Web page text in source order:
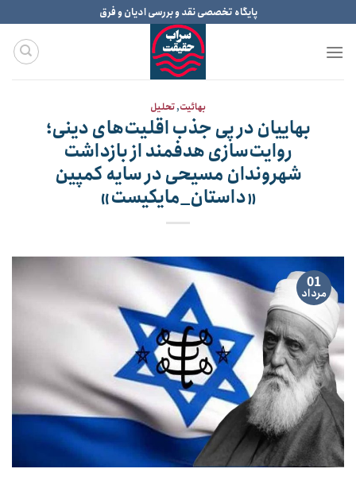
to
content
پایگاه تخصصی نقد و بررسی ادیان و فرق
بهائیت,تحلیل
بهاییان در پی جذب اقلیت‌های دینی؛
روایت‌سازی هدفمند از بازداشت
شهروندان مسیحی در سایه کمپین
«داستان_مایکیست»
01
مرداد